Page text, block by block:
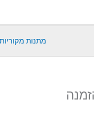
מתנות מקוריות